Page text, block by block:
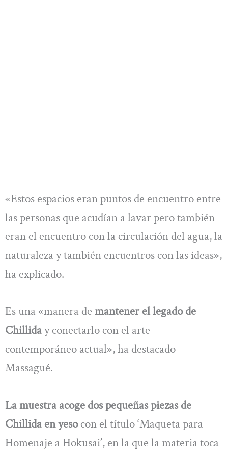
«Estos espacios eran puntos de encuentro entre
las personas que acudían a lavar pero también
eran el encuentro con la circulación del agua, la
naturaleza y también encuentros con las ideas»,
ha explicado.
Es una «manera de mantener el legado de
Chilliday conectarlo con el arte
contemporáneo actual», ha destacado
Massagué.
La muestra acoge dos pequeñas piezas de
Chillida en yesocon el título ‘Maqueta para
Homenaje a Hokusai’, en la que la materia toca